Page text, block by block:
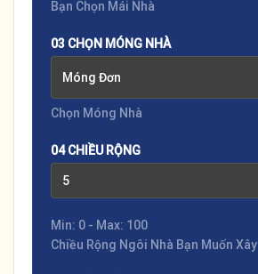
Bạn Chọn Mái Nhà
03 CHỌN MÓNG NHÀ
Móng Đơn
Chọn Móng Nhà
04 CHIỀU RỘNG
Min: 0 - Max: 100
Chiều Rộng Ngôi Nhà Bạn Muốn Xây